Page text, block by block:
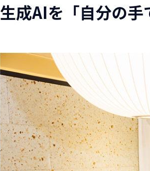
生成AIを「自分の